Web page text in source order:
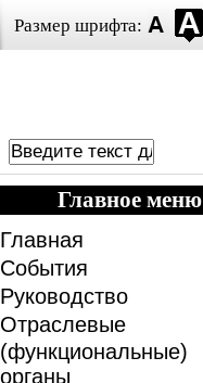
Размер шрифта:
Главное меню
Главная
События
Руководство
Отраслевые
(функциональные)
органы